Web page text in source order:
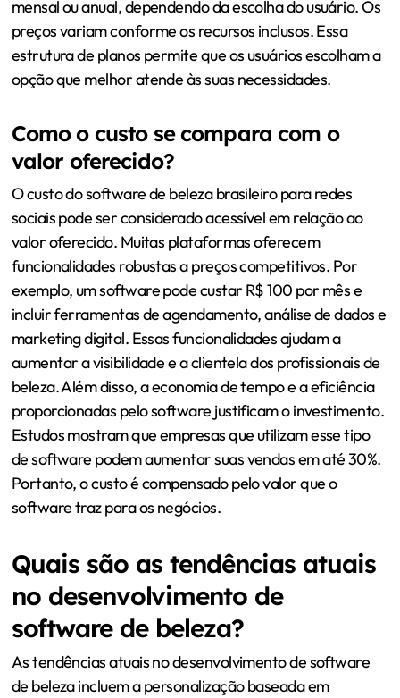
mensal ou anual, dependendo da escolha do usuário. Os
preços variam conforme os recursos inclusos. Essa
estrutura de planos permite que os usuários escolham a
opção que melhor atende às suas necessidades.
Como o custo se compara com o
valor oferecido?
O custo do software de beleza brasileiro para redes
sociais pode ser considerado acessível em relação ao
valor oferecido. Muitas plataformas oferecem
funcionalidades robustas a preços competitivos. Por
exemplo, um software pode custar R$ 100 por mês e
incluir ferramentas de agendamento, análise de dados e
marketing digital. Essas funcionalidades ajudam a
aumentar a visibilidade e a clientela dos profissionais de
beleza. Além disso, a economia de tempo e a eficiência
proporcionadas pelo software justificam o investimento.
Estudos mostram que empresas que utilizam esse tipo
de software podem aumentar suas vendas em até 30%.
Portanto, o custo é compensado pelo valor que o
software traz para os negócios.
Quais são as tendências atuais
no desenvolvimento de
software de beleza?
As tendências atuais no desenvolvimento de software
de beleza incluem a personalização baseada em